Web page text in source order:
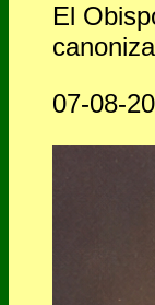
El
07-08-